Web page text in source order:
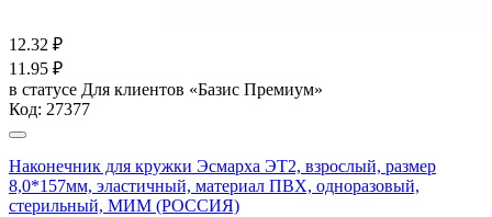
12.32 ₽
11.95 ₽
в статусе Для клиентов «Базис Премиум»
Код: 27377
Наконечник для кружки Эсмарха ЭТ2, взрослый, размер
8,0*157мм, эластичный, материал ПВХ, одноразовый,
стерильный, МИМ (РОССИЯ)